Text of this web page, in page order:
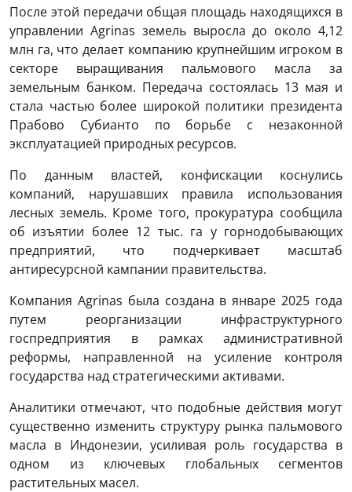
После этой передачи общая площадь находящихся в
управлении Agrinas земель выросла до около 4,12
млн га, что делает компанию крупнейшим игроком в
секторе выращивания пальмового масла за
земельным банком. Передача состоялась 13 мая и
стала частью более широкой политики президента
Прабово Субианто по борьбе с незаконной
эксплуатацией природных ресурсов.
По данным властей, конфискации коснулись
компаний, нарушавших правила использования
лесных земель. Кроме того, прокуратура сообщила
об изъятии более 12 тыс. га у горнодобывающих
предприятий, что подчеркивает масштаб
антиресурсной кампании правительства.
Компания Agrinas была создана в январе 2025 года
путем реорганизации инфраструктурного
госпредприятия в рамках административной
реформы, направленной на усиление контроля
государства над стратегическими активами.
Аналитики отмечают, что подобные действия могут
существенно изменить структуру рынка пальмового
масла в Индонезии, усиливая роль государства в
одном из ключевых глобальных сегментов
растительных масел.